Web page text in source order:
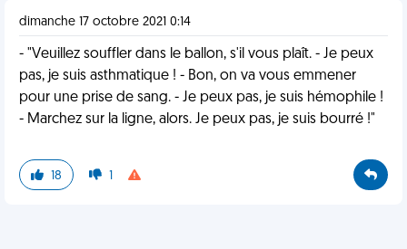
dimanche 17 octobre 2021 0:14
- "Veuillez souffler dans le ballon, s'il vous plaît. - Je peux
pas, je suis asthmatique ! - Bon, on va vous emmener
pour une prise de sang. - Je peux pas, je suis hémophile !
- Marchez sur la ligne, alors. Je peux pas, je suis bourré !"
18 1